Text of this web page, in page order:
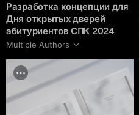
Разработка концепции для
Дня открытых дверей
абитуриентов СПК 2024
Multiple Authors